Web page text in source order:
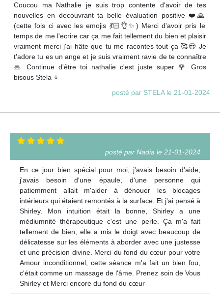
Coucou ma Nathalie je suis trop contente d'avoir de tes
nouvelles en decouvrant ta belle évaluation positive ❤️🙏
(cette fois ci avec les emojis 💃🏻👌✨) Merci d'avoir pris le
temps de me l'ecrire car ça me fait tellement du bien et plaisir
vraiment merci j'ai hâte que tu me racontes tout ça 🥰😍 Je
t'adore tu es un ange et je suis vraiment ravie de te connaître
🙏 Continue d'être toi nathalie c'est juste super 🌹 Gros
bisous Stela ⭐️
posté par STELA le 21-01-2024
posté par Nadia le 21-01-2024
En ce jour bien spécial pour moi, j'avais besoin d'aide,
j'avais besoin d'une épaule, d'une personne qui
patiemment allait m'aider à dénouer les blocages
intérieurs qui étaient remontés à la surface. Et j'ai pensé à
Shirley. Mon intuition était la bonne, Shirley a une
médiumnité thérapeutique c'est une perle. Ça m'a fait
tellement de bien, elle a mis le doigt avec beaucoup de
délicatesse sur les éléments à aborder avec une justesse
et une précision divine. Merci du fond du cœur pour votre
Amour inconditionnel, cette séance m'a fait un bien fou,
c'était comme un massage de l'âme. Prenez soin de Vous
Shirley et Merci encore du fond du cœur